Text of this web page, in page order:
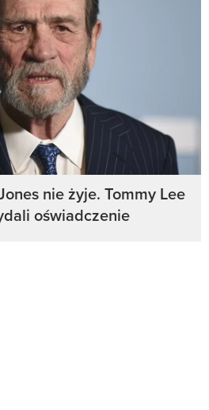
nie żyje. Tommy Lee
oświadczenie